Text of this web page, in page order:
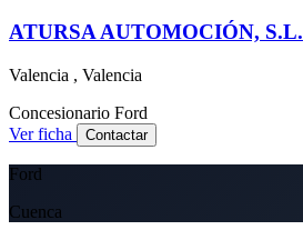
ATURSA AUTOMOCIÓN, S.L.
Valencia , Valencia
Concesionario Ford
Ver ficha
Contactar
Ford
Cuenca